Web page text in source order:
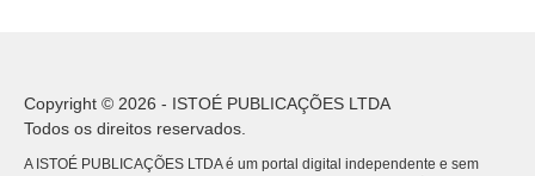
Copyright © 2026 - ISTOÉ PUBLICAÇÕES LTDA
Todos os direitos reservados.
A ISTOÉ PUBLICAÇÕES LTDA é um portal digital independente e sem